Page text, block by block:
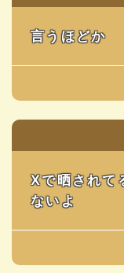
言うほどか
Xで晒されて
ないよ